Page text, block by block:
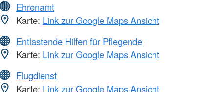
Ehrenamt
Karte: Link zur Google Maps Ansicht
Entlastende Hilfen für Pflegende
Karte: Link zur Google Maps Ansicht
Flugdienst
Karte: Link zur Google Maps Ansicht